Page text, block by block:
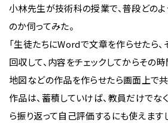
小林先生が技術科の授業で、普段どのよ
のか伺ってみた。
「生徒たちにWordで文章を作らせたら
回収して、内容をチェックしてからその時
地図などの作品を作らせたら画面上で共
作品は、蓄積していけば、教員だけでな
ら振り返って自己評価するにも使えま